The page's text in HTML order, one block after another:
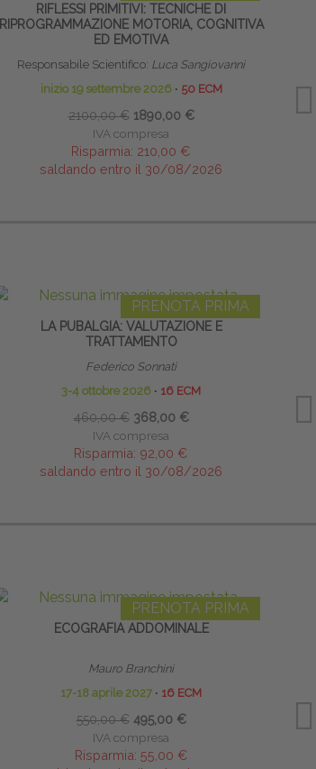
RIFLESSI PRIMITIVI: TECNICHE DI
RIPROGRAMMAZIONE MOTORIA, COGNITIVA
ED EMOTIVA
Responsabile Scientifico: Luca Sangiovanni
inizio 19 settembre 2026 ∙ 50 ECM
2100,00 € 1890,00 €
IVA compresa
Risparmia: 210,00 €
saldando entro il 30/08/2026
PRENOTA PRIMA
LA PUBALGIA: VALUTAZIONE E
TRATTAMENTO
Federico Sonnati
3-4 ottobre 2026 ∙ 16 ECM
460,00 € 368,00 €
IVA compresa
Risparmia: 92,00 €
saldando entro il 30/08/2026
PRENOTA PRIMA
ECOGRAFIA ADDOMINALE
Mauro Branchini
17-18 aprile 2027 ∙ 16 ECM
550,00 € 495,00 €
IVA compresa
Risparmia: 55,00 €